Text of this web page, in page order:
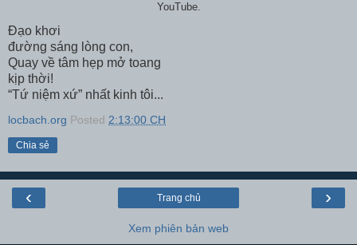
YouTube.
Đạo khơi
đường sáng lòng con,
Quay về tâm hẹp mở toang
kịp thời!
“Tứ niệm xứ” nhất kinh tôi...
locbach.org Posted 2:13:00 CH
Chia sẻ
‹ ›
Trang chủ
Xem phiên bản web